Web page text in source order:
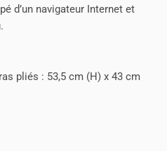
d’un navigateur Internet et
pliés : 53,5 cm (H) x 43 cm